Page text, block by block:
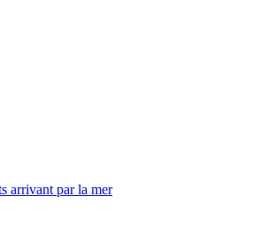
arrivant par la mer